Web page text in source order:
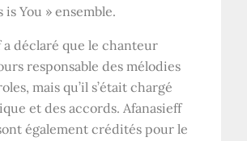
is You » ensemble.
a déclaré que le chanteur
responsable des mélodies
mais qu’il s’était chargé
et des accords. Afanasieff
également crédités pour le